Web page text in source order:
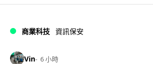
商業科技 資訊保安
Vin 6 小時